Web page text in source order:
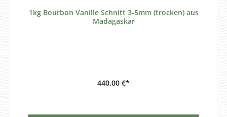
1kg Bourbon Vanille Schnitt 3-5mm (trocken) aus
Madagaskar
440,00 €*